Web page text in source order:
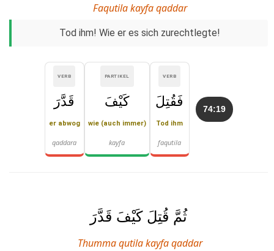
Faqutila kayfa qaddar
Tod ihm! Wie er es sich zurechtlegte!
74:19
VERB
فَقُتِلَ
Tod ihm
faqutila
PARTIKEL
كَيْفَ
wie (auch immer)
kayfa
VERB
قَدَّرَ
er abwog
qaddara
ثُمَّ قُتِلَ كَيْفَ قَدَّرَ
Thumma qutila kayfa qaddar